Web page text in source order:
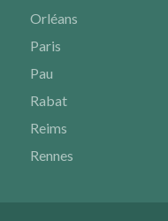
Orléans
Paris
Pau
Rabat
Reims
Rennes